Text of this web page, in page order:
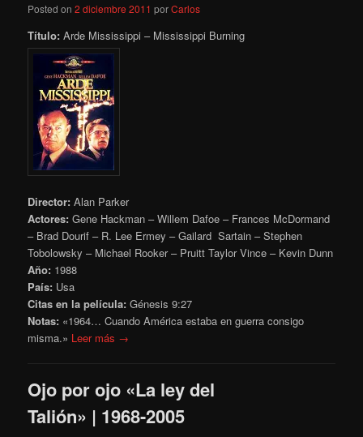
Posted on2 diciembre 2011 porCarlos
Título: Arde Mississippi – Mississippi Burning
Director: Alan Parker
Actores: Gene Hackman – Willem Dafoe – Frances McDormand
– Brad Dourif – R. Lee Ermey – Gailard Sartain – Stephen
Tobolowsky – Michael Rooker – Pruitt Taylor Vince – Kevin Dunn
Año: 1988
País: Usa
Citas en la película: Génesis 9:27
Notas: «1964… Cuando América estaba en guerra consigo
misma.» Leer más →
Ojo por ojo «La ley del
Talión» | 1968-2005